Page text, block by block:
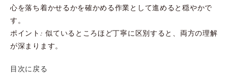
心を落ち着かせるかを確かめる作業として進めると穏やかで
す。
ポイント: 似ているところほど丁寧に区別すると、両方の理解
が深まります。
目次に戻る